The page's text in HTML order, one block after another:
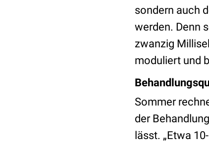
sondern auch
werden. Denn
zwanzig
moduliert und
Sommer
der
lässt. „Etwa